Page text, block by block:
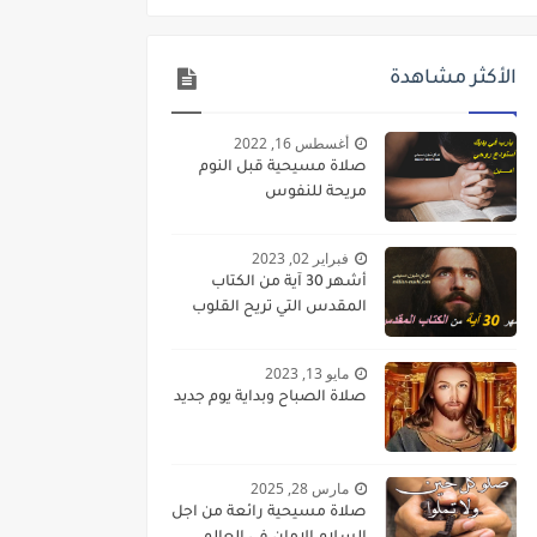
الأكثر مشاهدة
أغسطس 16, 2022
صلاة مسيحية قبل النوم
مريحة للنفوس
فبراير 02, 2023
أشهر 30 آية من الكتاب
المقدس التي تريح القلوب
مايو 13, 2023
صلاة الصباح وبداية يوم جديد
مارس 28, 2025
صلاة مسيحية رائعة من اجل